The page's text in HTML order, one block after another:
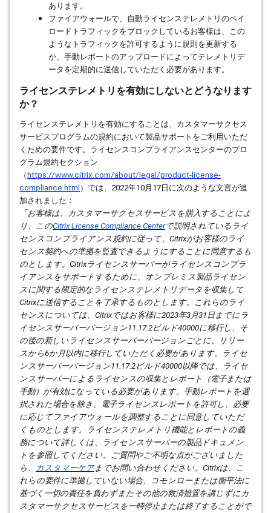
あります。
ファイアウォールで、自動ライセンステレメトリのペイ
ロードトラフィックをブロックしているお客様は、この
ようなトラフィックを許可するように規則を更新する
か、手動レポートのアップロードによってテレメトリデ
ータを定期的に送信していただく必要があります。
ライセンステレメトリを有効にしないとどうなります
か？
ライセンステレメトリを有効にすることは、カスタマーサクセス
サービスプログラムの規約において製品サポートをご利用いただ
くための要件です。ライセンスコンプライアンスセンターのプロ
グラム規約セクション
（https://www.citrix.com/about/legal/product-license-
compliance.html ）では、 2022年10 月 17日に次のような文言が追
加されました：
「お客様は、カスタマーサクセスサービスを購入することによ
り、このCitrix License Compliance Centerで説明されているライ
センスコンプライアンス規約に従って、 Citrixがお客様のライ
センス契約への準拠を監査できるようにすることに同意するも
のとします。 Citrixライセンスサーバーがライセンスコンプラ
イアンスをサポートするために、オンプレミス製品ライセン
スに関する限定的なライセンステレメトリデータを収集して
Citrixに送信することを了承するものとします。これらのライ
センスについては、 Citrixではお客様に2023年3 月31 日までにラ
イセンスサーバーバージョン11.17.2 ビルド40000に移行し、そ
の後の新しいライセンスサーバーバージョンごとに、リリー
スから6か月以内に移行していただく必要があります。ライセ
ンスサーバーバージョン11.17.2 ビルド40000以降では、ライセ
ンスサーバーによるライセンスの収集とレポート（電子または
手動）が有効になっている必要があります。手動レポートを選
択された場合を除き、電子ライセンスレポートを許可し、必要
に応じてファイアウォールを調整することに同意していただ
くものとします。ライセンステレメトリ機能とレポートの義
務について詳しくは、ライセンスサーバーの製品ドキュメン
トを参照してください。ご質問やご不明な点がございました
ら、
カスタマーケアまでお問い合わせください。 Citrixは、こ
れらの要件に準拠していない場合、コモンローまたは衡平法に
基づく一切の責任を負わずまたその他の救済措置を講じずにカ
スタマーサクセスサービスを一時停止または終了することがで